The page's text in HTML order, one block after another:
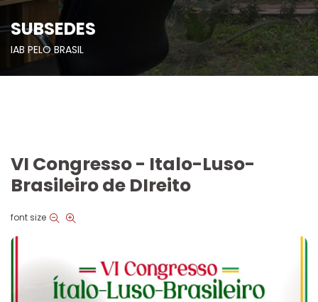
SUBSEDES
IAB PELO BRASIL
VI Congresso - Italo-Luso-
Brasileiro de DIreito
font size